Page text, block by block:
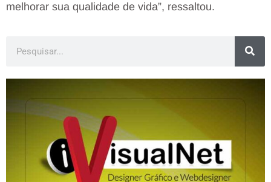
melhorar sua qualidade de vida”, ressaltou.